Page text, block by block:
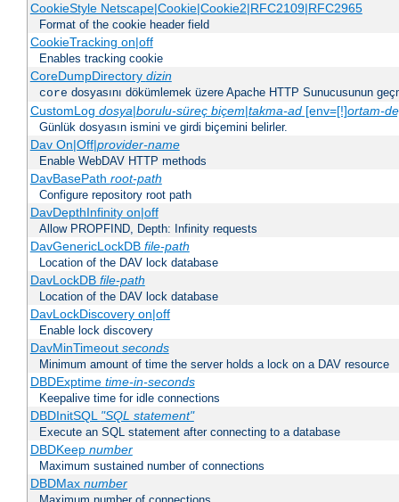
CookieStyle Netscape|Cookie|Cookie2|RFC2109|RFC2965
Format of the cookie header field
CookieTracking on|off
Enables tracking cookie
CoreDumpDirectory dizin
core dosyasını dökümlemek üzere Apache HTTP Sunucusunun
CustomLog dosya|borulu-süreç biçem|takma-ad[env=[!]ortam-
Günlük dosyasın ismini ve girdi biçemini belirler.
Dav On|Off|provider-name
Enable WebDAV HTTP methods
DavBasePath root-path
Configure repository root path
DavDepthInfinity on|off
Allow PROPFIND, Depth: Infinity requests
DavGenericLockDB file-path
Location of the DAV lock database
DavLockDB file-path
Location of the DAV lock database
DavLockDiscovery on|off
Enable lock discovery
DavMinTimeout seconds
Minimum amount of time the server holds a lock on a DAV resource
DBDExptime time-in-seconds
Keepalive time for idle connections
DBDInitSQL "SQL statement"
Execute an SQL statement after connecting to a database
DBDKeep number
Maximum sustained number of connections
DBDMax number